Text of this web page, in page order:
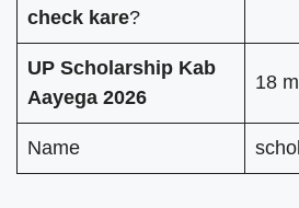
check kare?
UP Scholarship Kab
Aayega 2026
18
Name